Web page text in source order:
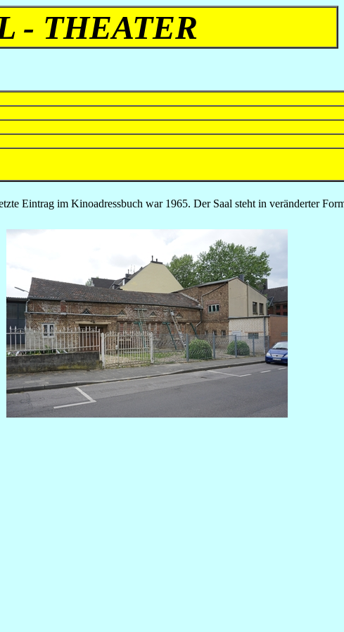
- THEATER
Eintrag im Kinoadressbuch war 1965. Der Saal steht in veränderter